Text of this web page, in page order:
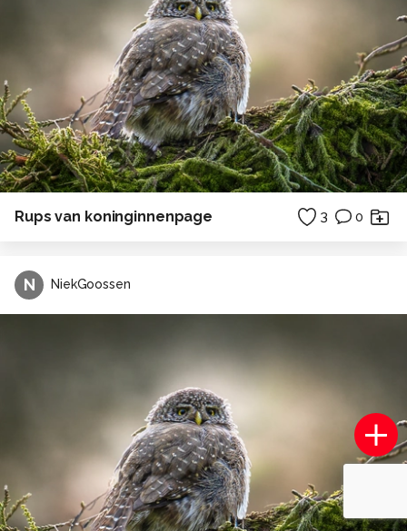
Rups van koninginnenpage 3 0
N NiekGoossen